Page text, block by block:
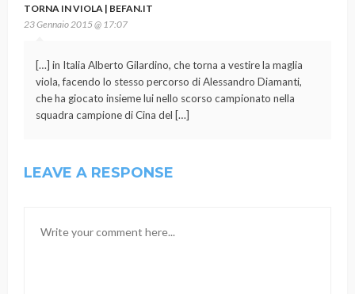
TORNA IN VIOLA | BEFAN.IT
23 Gennaio 2015 @ 17:07
[…] in Italia Alberto Gilardino, che torna a vestire la maglia
viola, facendo lo stesso percorso di Alessandro Diamanti,
che ha giocato insieme lui nello scorso campionato nella
squadra campione di Cina del […]
LEAVE A RESPONSE